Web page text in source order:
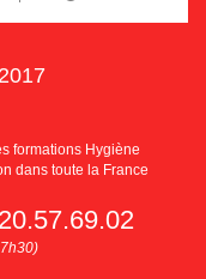
formations Hygiène
dans toute la France